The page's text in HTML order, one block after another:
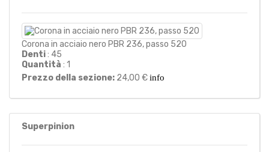
Corona in acciaio nero PBR 236, passo 520
Denti: 45
Quantità : 1
Prezzo della sezione: 24,00 €info
Superpinion